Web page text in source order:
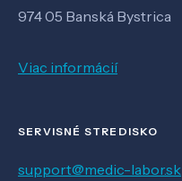
974 05 Banská Bystrica
Viac informácií
SERVISNÉ STREDISKO
support@medic-labor.sk